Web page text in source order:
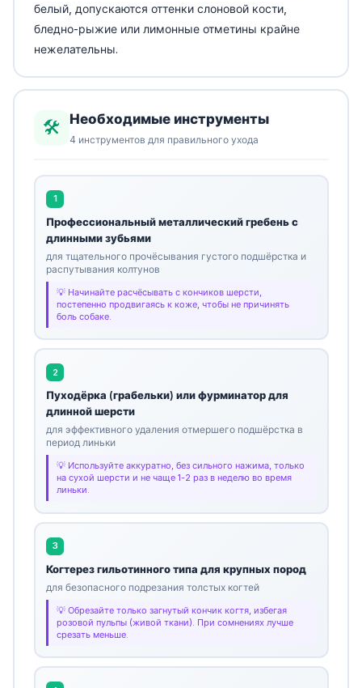
белый, допускаются оттенки слоновой кости,
бледно-рыжие или лимонные отметины крайне
нежелательны.
🛠️ Необходимые инструменты
4 инструментов для правильного ухода
1
Профессиональный металлический гребень с
длинными зубьями
для тщательного прочёсывания густого подшёрстка и
распутывания колтунов
Начинайте расчёсывать с кончиков шерсти,
постепенно продвигаясь к коже, чтобы не причинять
боль собаке.
2
Пуходёрка (грабельки) или фурминатор для
длинной шерсти
для эффективного удаления отмершего подшёрстка в
период линьки
Используйте аккуратно, без сильного нажима, только
на сухой шерсти и не чаще 1-2 раз в неделю во время
линьки.
3
Когтерез гильотинного типа для крупных пород
для безопасного подрезания толстых когтей
Обрезайте только загнутый кончик когтя, избегая
розовой пульпы (живой ткани). При сомнениях лучше
срезать меньше.